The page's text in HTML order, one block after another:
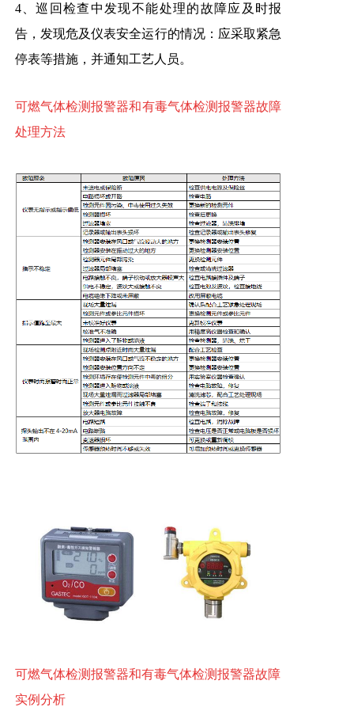
4、巡回检查中发现不能处理的故障应及时报
告，发现危及仪表安全运行的情况：应采取紧急
停表等措施，并通知工艺人员。
可燃气体检测报警器和有毒气体检测报警器故障
处理方法
可燃气体检测报警器和有毒气体检测报警器故障
实例分析